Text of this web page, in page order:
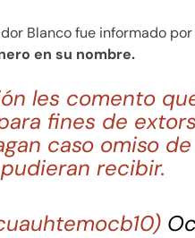
Blanco fue informado
en su nombre.
les comento
fines de
caso omiso
recibir.